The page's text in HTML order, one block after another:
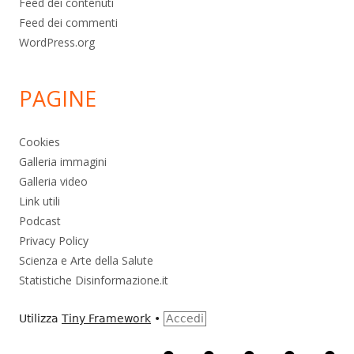
Feed dei commenti
WordPress.org
PAGINE
Cookies
Galleria immagini
Galleria video
Link utili
Podcast
Privacy Policy
Scienza e Arte della Salute
Statistiche Disinformazione.it
Utilizza Tiny Framework • Accedi